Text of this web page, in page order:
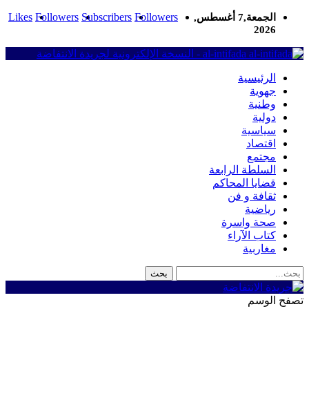
Likes Followers Subscribers Followers
الجمعة,7 أغسطس,
2026
al-intifada - النسخة الإلكترونية لجريدة الانتفاضة
الرئيسية
جهوية
وطنية
دولية
سياسية
اقتصاد
مجتمع
السلطة الرابعة
قضايا المحاكم
ثقافة و فن
رياضية
صحة واسرة
كتاب الآراء
مغاربية
تصفح الوسم